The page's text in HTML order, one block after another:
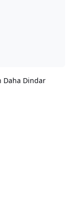
Daha Dindar